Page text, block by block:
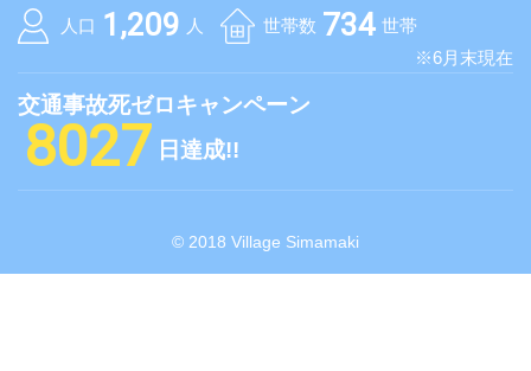
人口 1,209 人 世帯数 734 世帯
※6月末現在
交通事故死ゼロキャンペーン
8027 日達成!!
© 2018 Village Simamaki